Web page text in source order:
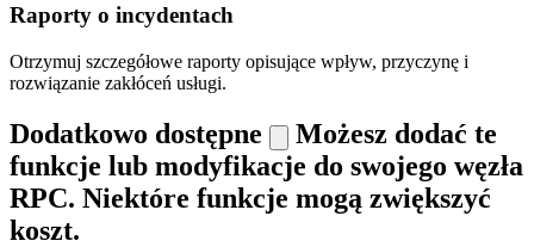
Raporty o incydentach
Otrzymuj szczegółowe raporty opisujące wpływ, przyczynę i
rozwiązanie zakłóceń usługi.
Dodatkowo dostępne
Możesz dodać te
funkcje lub modyfikacje do swojego węzła
RPC. Niektóre funkcje mogą zwiększyć
koszt.